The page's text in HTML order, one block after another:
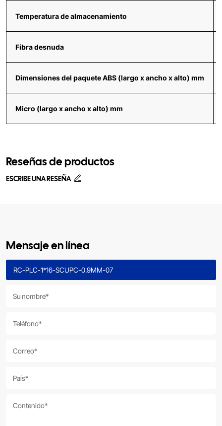
Temperatura de almacenamiento
Fibra desnuda
Dimensiones del paquete ABS (largo x ancho x alto) mm
Micro (largo x ancho x alto) mm
Reseñas de productos
ESCRIBE UNA RESEÑA
Mensaje en línea